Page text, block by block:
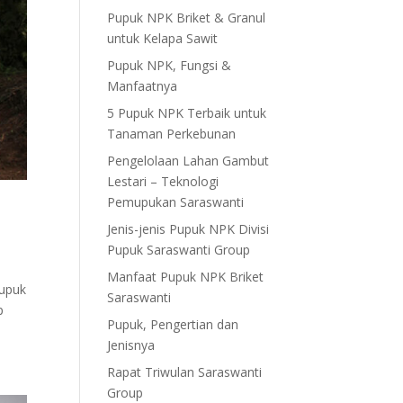
Pupuk NPK Briket & Granul
untuk Kelapa Sawit
Pupuk NPK, Fungsi &
Manfaatnya
5 Pupuk NPK Terbaik untuk
Tanaman Perkebunan
Pengelolaan Lahan Gambut
Lestari – Teknologi
Pemupukan Saraswanti
Jenis-jenis Pupuk NPK Divisi
Pupuk Saraswanti Group
Manfaat Pupuk NPK Briket
Saraswanti
Pupuk, Pengertian dan
Jenisnya
Rapat Triwulan Saraswanti
Group